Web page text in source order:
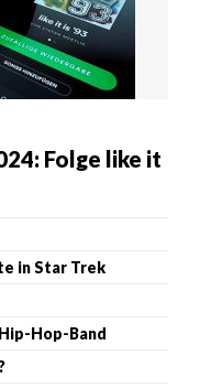
Folge like it
in Star Trek
Hop-Band